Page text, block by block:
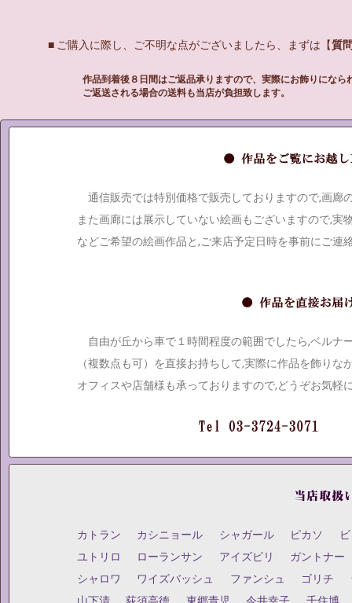
■ ご購入に際し、ご不明な点がございましたら、まずは【質
作品到着後８日間はご返品承りますので、実際にお飾りになら
ご返送される場合の送料も当店が負担致します。
通信販売では特別価格で販売しておりますので,画廊
また画廊には展示していない絵画もございますので,
などご希望の絵画作品と,ご来店予定日時を事前にご連
自由が丘から車で１時間程度の範囲でしたら,ベルナ
（複数点も可）を直接お持ちして,実際に作品を飾り
オフィスや店舗様も承っておりますので,どうぞお気軽
カトラン カシニョール シャガール ピカソ
ユトリロ
ローランサン アイズピリ
ガントナー
シャロワ
ワイズバッシュ ファンシュ ゴリチ